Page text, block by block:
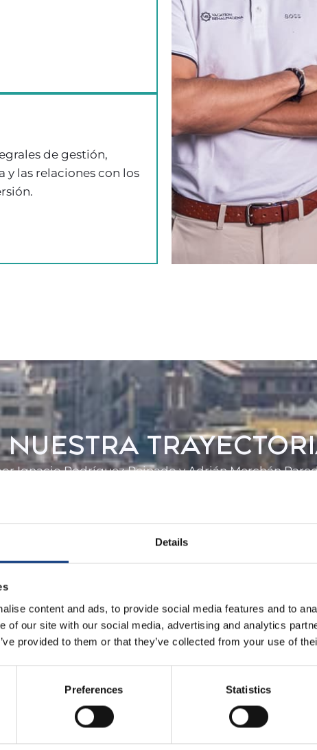
Details
content and ads, to provide social media features and to
of our site with our social media, advertising and analytics
provided to them or that they’ve collected from your use of
Preferences Statistics
de gestión,
las relaciones con los
NUESTRA
Ignacio Rodríguez Peinado y Adrián Merchán
crear un servicio único de gestión de propiedades